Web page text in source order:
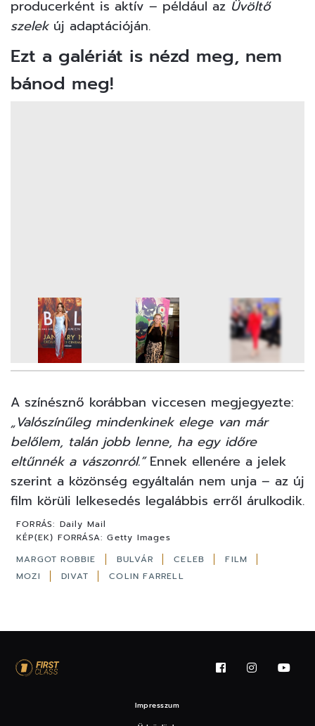
producerként is aktív – például az Üvöltő
szelekúj adaptációján.
Ezt a galériát is nézd meg, nem
bánod meg!
A színésznő korábban viccesen megjegyezte:
„Valószínűleg mindenkinek elege van már
belőlem, talán jobb lenne, ha egy időre
eltűnnék a vászonról.”Ennek ellenére a jelek
szerint a közönség egyáltalán nem unja – az új
film körüli lelkesedés legalábbis erről árulkodik.
FORRÁS: Daily Mail
KÉP(EK) FORRÁSA: Getty Images
MARGOT ROBBIE
BULVÁR CELEB
FILM
MOZI
DIVAT COLIN FARRELL
Impresszum